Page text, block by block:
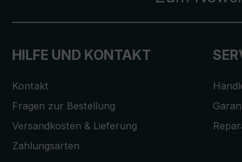
HILFE UND KONTAKT
Kontakt
Fragen zur Bestellung
Versandkosten & Lieferung
Zahlungsarten